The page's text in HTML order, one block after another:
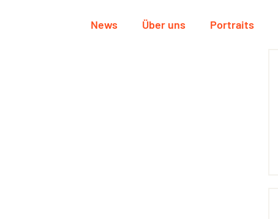
News Über uns Portraits